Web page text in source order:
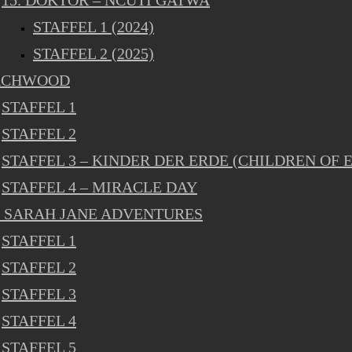
STAFFEL 1 (2024)
STAFFEL 2 (2025)
STAFFEL 1
STAFFEL 2
STAFFEL 3 – KINDER DER ERDE (CHILDREN OF
STAFFEL 4 – MIRACLE DAY
SARAH JANE ADVENTURES
STAFFEL 1
STAFFEL 2
STAFFEL 3
STAFFEL 4
STAFFEL 5